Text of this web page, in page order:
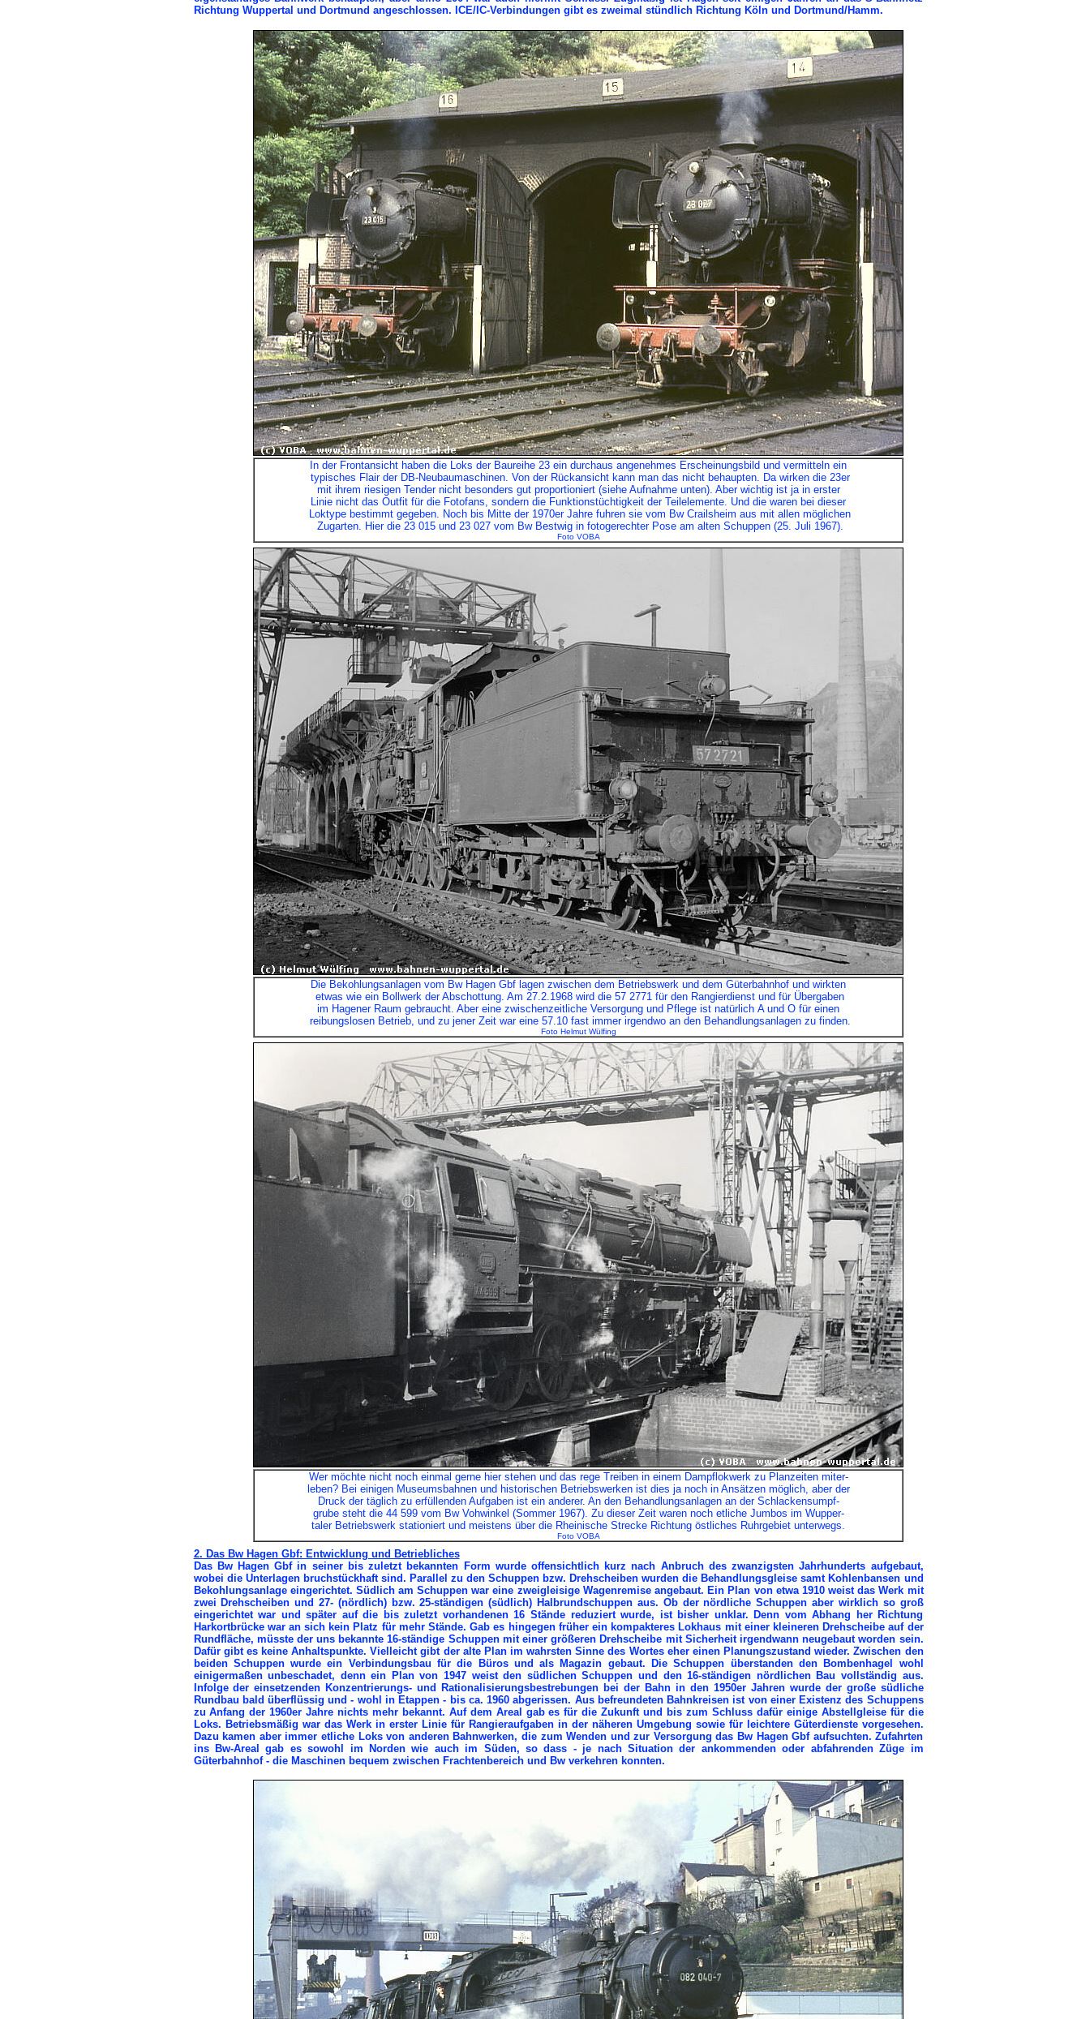
Richtung Wuppertal und Dortmund angeschlossen. ICE/IC-Verbindungen gibt es zweimal stündlich Richtung Köln und Dortmund/Hamm.
In der Frontansicht haben die Loks der Baureihe 23 ein durchaus angenehmes Erscheinungsbild und vermitteln ein
typisches Flair der DB-Neubaumaschinen. Von der Rückansicht kann man das nicht behaupten. Da wirken die 23er
mit ihrem riesigen Tender nicht besonders gut proportioniert (siehe Aufnahme unten). Aber wichtig ist ja in erster
Linie nicht das Outfit für die Fotofans, sondern die Funktionstüchtigkeit der Teilelemente. Und die waren bei dieser
Loktype bestimmt gegeben. Noch bis Mitte der 1970er Jahre fuhren sie vom Bw Crailsheim aus mit allen möglichen
Zugarten. Hier die 23 015 und 23 027 vom Bw Bestwig in fotogerechter Pose am alten Schuppen (25. Juli 1967).
Foto VOBA
Die Bekohlungsanlagen vom Bw Hagen Gbf lagen zwischen dem Betriebswerk und dem Güterbahnhof und wirkten
etwas wie ein Bollwerk der Abschottung. Am 27.2.1968 wird die 57 2771 für den Rangierdienst und für Übergaben
im Hagener Raum gebraucht. Aber eine zwischenzeitliche Versorgung und Pflege ist natürlich A und O für einen
reibungslosen Betrieb, und zu jener Zeit war eine 57.10 fast immer irgendwo an den Behandlungsanlagen zu finden.
Foto Helmut Wülfing
Wer möchte nicht noch einmal gerne hier stehen und das rege Treiben in einem Dampflokwerk zu Planzeiten miter-
leben? Bei einigen Museumsbahnen und historischen Betriebswerken ist dies ja noch in Ansätzen möglich, aber der
Druck der täglich zu erfüllenden Aufgaben ist ein anderer. An den Behandlungsanlagen an der Schlackensumpf-
grube steht die 44 599 vom Bw Vohwinkel (Sommer 1967). Zu dieser Zeit waren noch etliche Jumbos im Wupper-
taler Betriebswerk stationiert und meistens über die Rheinische Strecke Richtung östliches Ruhrgebiet unterwegs.
Foto VOBA
2. Das Bw Hagen Gbf: Entwicklung und Betriebliches
Das Bw Hagen Gbf in seiner bis zuletzt bekannten Form wurde offensichtlich kurz nach Anbruch des zwanzigsten Jahrhunderts aufgebaut,
wobei die Unterlagen bruchstückhaft sind. Parallel zu den Schuppen bzw. Drehscheiben wurden die Behandlungsgleise samt Kohlenbansen und
Bekohlungsanlage eingerichtet. Südlich am Schuppen war eine zweigleisige Wagenremise angebaut. Ein Plan von etwa 1910 weist das Werk mit
zwei Drehscheiben und 27- (nördlich) bzw. 25-ständigen (südlich) Halbrundschuppen aus. Ob der nördliche Schuppen aber wirklich so groß
eingerichtet war und später auf die bis zuletzt vorhandenen 16 Stände reduziert wurde, ist bisher unklar. Denn vom Abhang her Richtung
Harkortbrücke war an sich kein Platz für mehr Stände. Gab es hingegen früher ein kompakteres Lokhaus mit einer kleineren Drehscheibe auf der
Rundfläche, müsste der uns bekannte 16-ständige Schuppen mit einer größeren Drehscheibe mit Sicherheit irgendwann neugebaut worden sein.
Dafür gibt es keine Anhaltspunkte. Vielleicht gibt der alte Plan im wahrsten Sinne des Wortes eher einen Planungszustand wieder. Zwischen den
beiden Schuppen wurde ein Verbindungsbau für die Büros und als Magazin gebaut. Die Schuppen überstanden den Bombenhagel wohl
einigermaßen unbeschadet, denn ein Plan von 1947 weist den südlichen Schuppen und den 16-ständigen nördlichen Bau vollständig aus.
Infolge der einsetzenden Konzentrierungs- und Rationalisierungsbestrebungen bei der Bahn in den 1950er Jahren wurde der große südliche
Rundbau bald überflüssig und - wohl in Etappen - bis ca. 1960 abgerissen. Aus befreundeten Bahnkreisen ist von einer Existenz des Schuppens
zu Anfang der 1960er Jahre nichts mehr bekannt. Auf dem Areal gab es für die Zukunft und bis zum Schluss dafür einige Abstellgleise für die
Loks. Betriebsmäßig war das Werk in erster Linie für Rangieraufgaben in der näheren Umgebung sowie für leichtere Güterdienste vorgesehen.
Dazu kamen aber immer etliche Loks von anderen Bahnwerken, die zum Wenden und zur Versorgung das Bw Hagen Gbf aufsuchten. Zufahrten
ins Bw-Areal gab es sowohl im Norden wie auch im Süden, so dass - je nach Situation der ankommenden oder abfahrenden Züge im
Güterbahnhof - die Maschinen bequem zwischen Frachtenbereich und Bw verkehren konnten.